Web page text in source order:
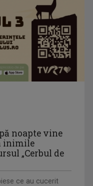
noapte vine
inimile
„Cerbul de
ce au cucerit